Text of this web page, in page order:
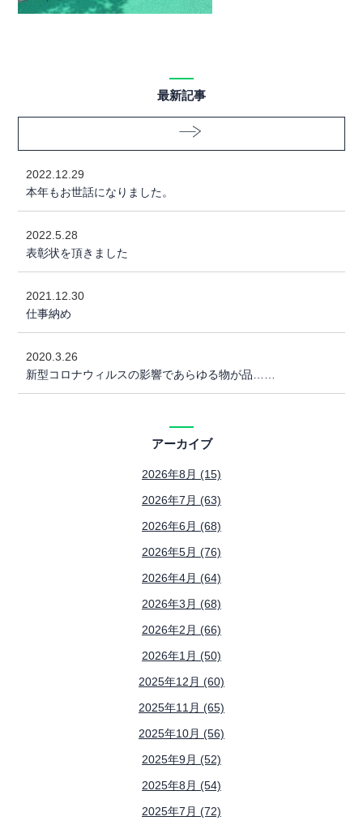
最新記事
2022.12.29
本年もお世話になりました。
2022.5.28
表彰状を頂きました
2021.12.30
仕事納め
2020.3.26
新型コロナウィルスの影響であらゆる物が品……
アーカイブ
2026年8月 (15)
2026年7月 (63)
2026年6月 (68)
2026年5月 (76)
2026年4月 (64)
2026年3月 (68)
2026年2月 (66)
2026年1月 (50)
2025年12月 (60)
2025年11月 (65)
2025年10月 (56)
2025年9月 (52)
2025年8月 (54)
2025年7月 (72)